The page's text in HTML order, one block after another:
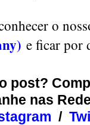
o
e ficar por
post?
nas
/